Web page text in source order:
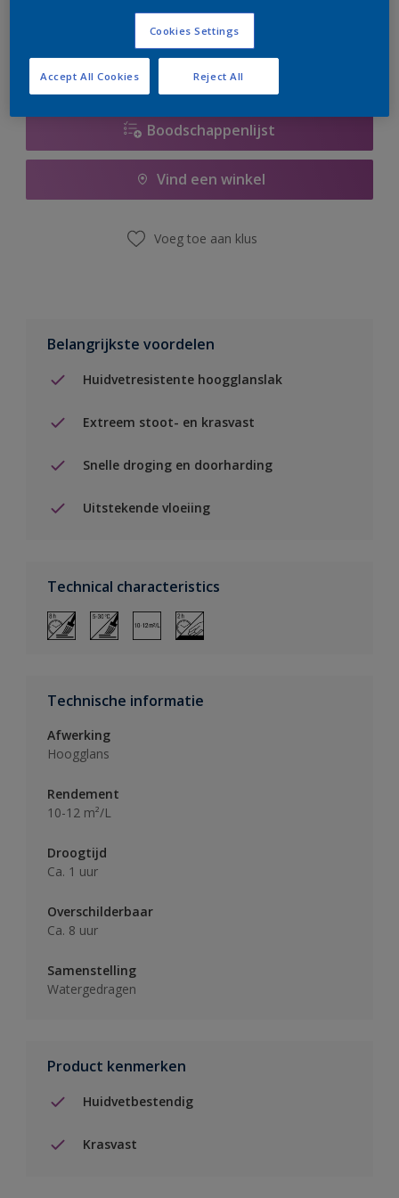
er hard aan om de voorraad aan te vullen.
Boodschappenlijst
Vind een winkel
Voeg toe aan klus
Belangrijkste voordelen
Huidvetresistente hoogglanslak
Extreem stoot- en krasvast
Snelle droging en doorharding
Uitstekende vloeiing
Technical characteristics
Technische informatie
Afwerking
Hoogglans
Rendement
10-12 m²/L
Droogtijd
Ca. 1 uur
Overschilderbaar
Ca. 8 uur
Samenstelling
Watergedragen
Product kenmerken
Huidvetbestendig
Krasvast
Cookies Settings
Reject All
Accept All Cookies